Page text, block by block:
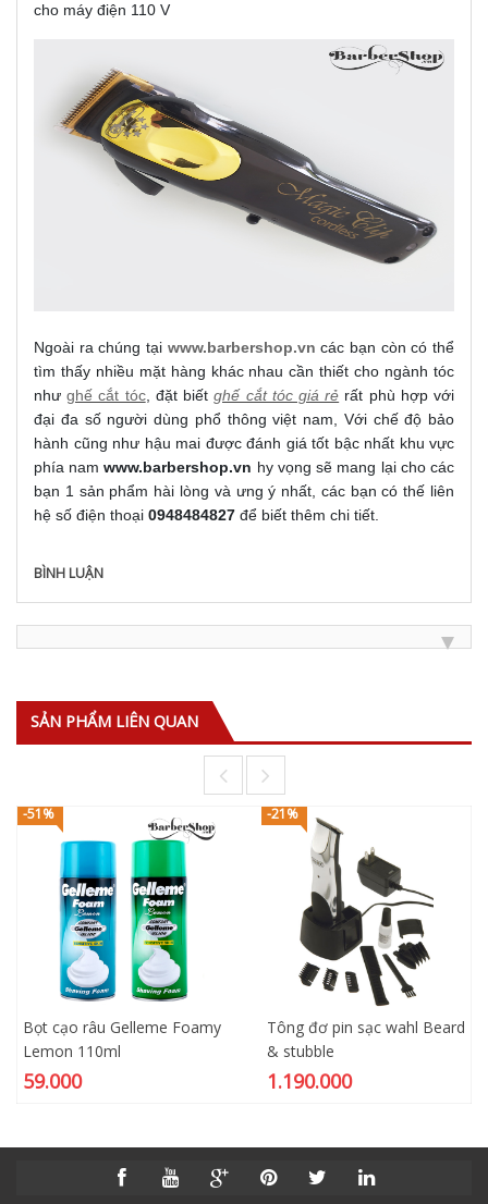
cho máy điện 110 V
Ngoài ra chúng tại www.barbershop.vn các bạn còn có thể
tìm thấy nhiều mặt hàng khác nhau cần thiết cho ngành tóc
nhưghế cắt tóc, đặt biếtghế cắt tóc giá rẻ rất phù hợp với
đại đa số người dùng phổ thông việt nam, Với chế độ bảo
hành cũng như hậu mai được đánh giá tốt bậc nhất khu vực
phía namwww.barbershop.vn hy vọng sẽ mang lại cho các
bạn 1 sản phẩm hài lòng và ưng ý nhất, các bạn có thế liên
hệ số điện thoại 0948484827 để biết thêm chi tiết.
BÌNH LUẬN
SẢN PHẨM LIÊN QUAN
-51%
Bọt cạo râu Gelleme Foamy
Lemon 110ml
59.000
-21%
Tông đơ pin sạc wahl Beard
& stubble
1.190.000